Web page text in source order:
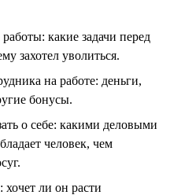
какие задачи перед
захотел уволиться.
на работе: деньги,
бонусы.
о себе: какими деловыми
человек, чем
хочет ли он расти